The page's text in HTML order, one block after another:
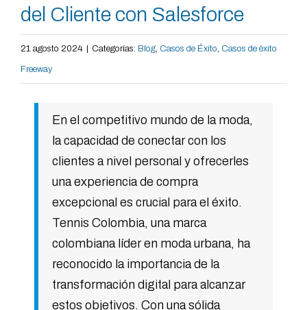
del Cliente con Salesforce
21 agosto 2024 Categorías: Blog, Casos de Éxito, Casos de éxito
Freeway
En el competitivo mundo de la moda,
la capacidad de conectar con los
clientes a nivel personal y ofrecerles
una experiencia de compra
excepcional es crucial para el éxito.
Tennis Colombia, una marca
colombiana líder en moda urbana, ha
reconocido la importancia de la
transformación digital para alcanzar
estos objetivos. Con una sólida